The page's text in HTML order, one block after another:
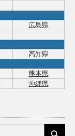
広島県
高知県
熊本県
沖縄県